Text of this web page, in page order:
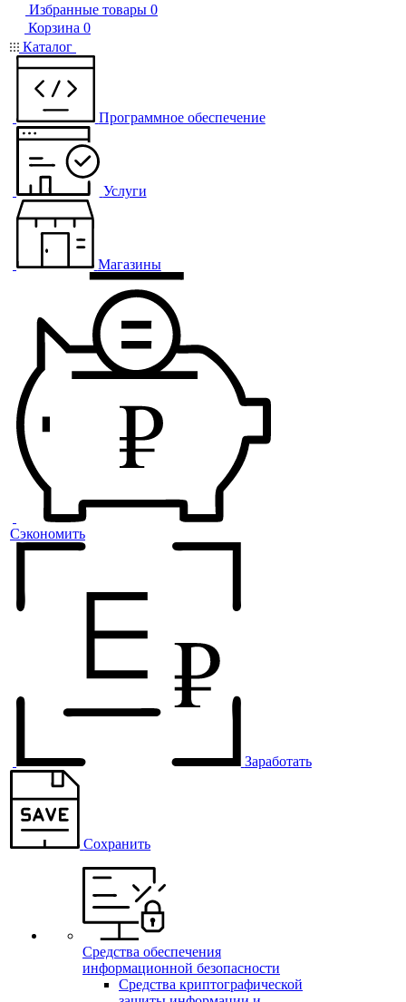
Избранные товары 0
Корзина 0
Каталог
Программное обеспечение
Услуги
Магазины
Сэкономить
Заработать
Сохранить
Средства обеспечения
информационной безопасности
Средства криптографической